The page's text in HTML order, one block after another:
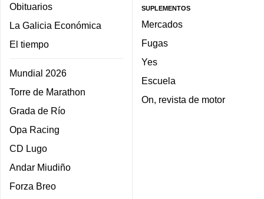
Obituarios
La Galicia Económica
El tiempo
Mundial 2026
Torre de Marathon
Grada de Río
Opa Racing
CD Lugo
Andar Miudiño
Forza Breo
SUPLEMENTOS
Mercados
Fugas
Yes
Escuela
On, revista de motor